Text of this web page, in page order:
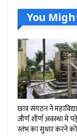
You
छात्र संगठन ने
जीर्ण शीर्ण अवस्था मे
स्तंभ का सुधार करने